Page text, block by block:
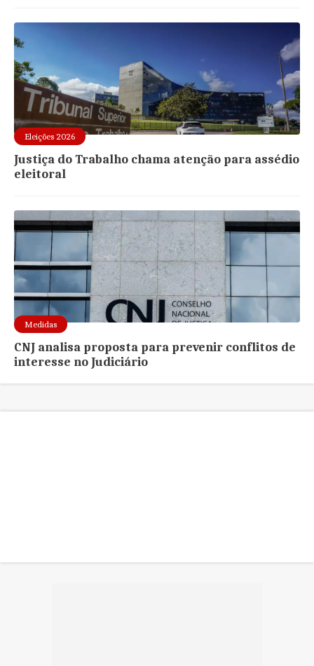
Eleições 2026
Justiça do Trabalho chama atenção para assédio
eleitoral
Medidas
CNJ analisa proposta para prevenir conflitos de
interesse no Judiciário